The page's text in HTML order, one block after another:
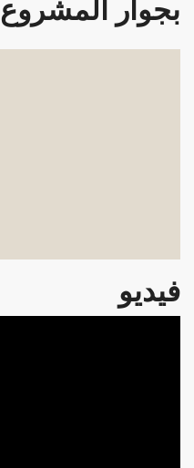
بجوار المشروع
فيديو